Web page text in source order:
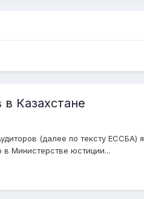
Казахстане
(далее по тексту ЕССБА)
в Министерстве юстиции...